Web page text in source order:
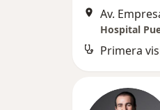
Av.
Hospital
Primera